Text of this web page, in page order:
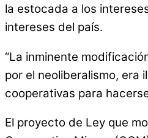
la estocada a los
intereses del país.
“La inminente
por el neoliberalismo, era
cooperativas para
El proyecto de Ley que